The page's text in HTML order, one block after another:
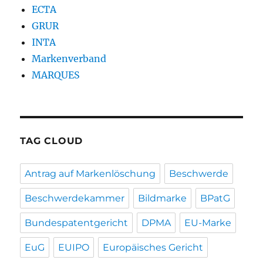
ECTA
GRUR
INTA
Markenverband
MARQUES
TAG CLOUD
Antrag auf Markenlöschung Beschwerde
Beschwerdekammer Bildmarke BPatG
Bundespatentgericht DPMA EU-Marke
EuG EUIPO Europäisches Gericht